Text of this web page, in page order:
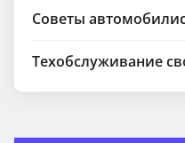
Советы
Техобслуживание